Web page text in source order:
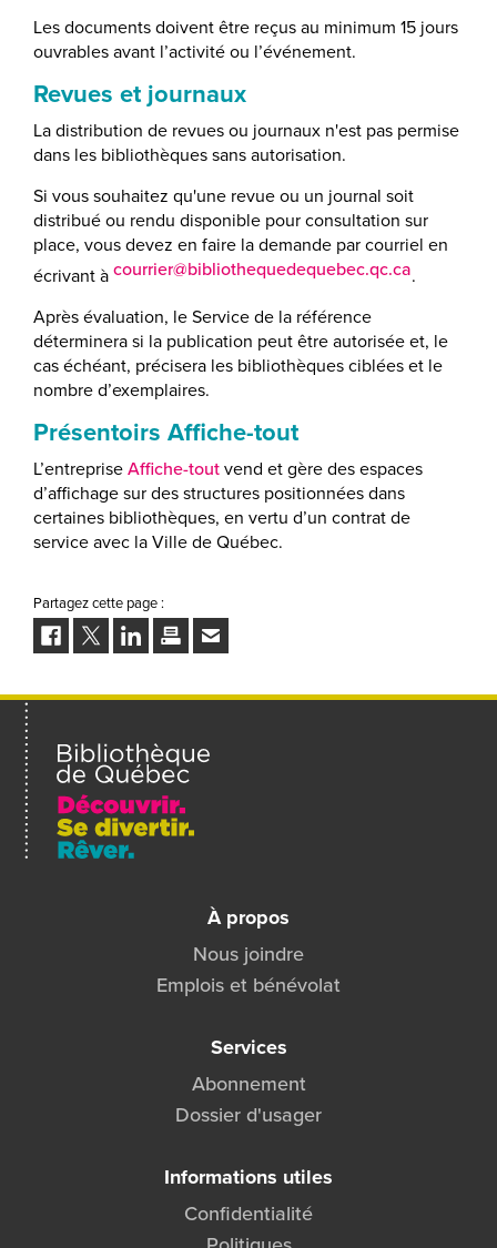
Les documents doivent être reçus au minimum 15 jours
ouvrables avant l’activité ou l’événement.
Revues et journaux
La distribution de revues ou journaux n'est pas permise
dans les bibliothèques sans autorisation.
Si vous souhaitez qu'une revue ou un journal soit
distribué ou rendu disponible pour consultation sur
place, vous devez en faire la demande par courriel en
écrivant àcourrier@bibliothequedequebec.qc.ca.
Après évaluation, le Service de la référence
déterminera si la publication peut être autorisée et, le
cas échéant, précisera les bibliothèques ciblées et le
nombre d’exemplaires.
Présentoirs Affiche-tout
L’entrepriseAffiche-toutvend et gère des espaces
d’affichage sur des structures positionnées dans
certaines bibliothèques, en vertu d’un contrat de
service avec la Ville de Québec.
Partagez cette page :
FacebookTwitterLinkedInImprimerEnvoyer
à
À propos
Nous joindre
Emplois et bénévolat
Services
Abonnement
Dossier d'usager
Informations utiles
Confidentialité